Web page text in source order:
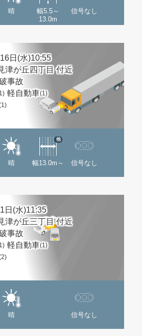
晴
幅5.5～
13.0m
信号なし
日(水)10:55
津が丘四丁目 付近
事故
軽自動車(1)
晴 幅13.0m～
他
信号なし
日(水)11:35
津が丘三丁目 付近
事故
軽自動車(1)
晴 信号なし